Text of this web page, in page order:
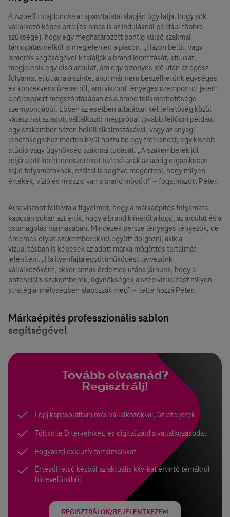
A zwoelf tulajdonosa a tapasztalatai alapján úgy látja, hogy sok
vállalkozó képes arra (és nincs is az indulásnál például többre
szüksége), hogy egy meghatározott pontig külső szakmai
támogatás nélkül is megjelenjen a piacon. „Házon belül, vagy
ismerős segítségével kitalálják a brand identitását, stílusát,
megjelenik egy első arculat, ám egy bizonyos idő után az egész
folyamat eljut arra a szinte, ahol már nem beszélhetünk egységes
és konzekvens üzenetről, ami viszont lényeges szempontot jelent
a célcsoport megszólításában és a brand felismerhetősége
szempontjából. Ebben az esetben általában két lehetőség közül
választhat az adott vállalkozó: megpróbál tovább fejlődni például
egy szakember házon belüli alkalmazásával, vagy az anyagi
lehetőségeihez mérten kívül hozza be egy freelancer, egy kisebb
stúdió vagy ügynökség szakmai tudását. „A szakemberek jól
bejáratott keretrendszereket biztosítanak az addig organikusan
zajló folyamatoknak, ezáltal is segítve megérteni, hogy milyen
értékek, vízió és misszió van a brand mögött” – fogalmazott Péter.
Arra viszont felhívta a figyelmet, hogy a márkaépítés folyamata
kapcsán sokan azt értik, hogy a brand kimerül a logó, az arculat és a
csomagolás hármasában. Mindezek persze lényeges tényezők, de
érdemes olyan szakemberekkel együtt dolgozni, akik a
vizualitásban is képesek az adott márka mögöttes tartalmát
jeleníteni. „Ha ilyenfajta együttműködést tervezünk
vállalkozóként, akkor annak érdemes utána járnunk, hogy a
potenciális szakemberek, ügynökségek a szép vizualitást milyen
stratégiai mélységben alapozzák meg” – tette hozzá Péter.
Márkaépítés professzionális sablon
segítségével
Tovább olvasnád?
Regisztrálj!
Lépj kapcsolatban más vállalkozókkal, üzleteljetek
Töltsd le D terveinket, és digitalizáld a vállalkozásodat
Fogyaszd exkluzív tartalmainkat
Értesülj első kézből az aktuális kkv-kat értintő témákról
hírlevelünkből
REGISZTRÁLOK/BEJELENTKEZEM